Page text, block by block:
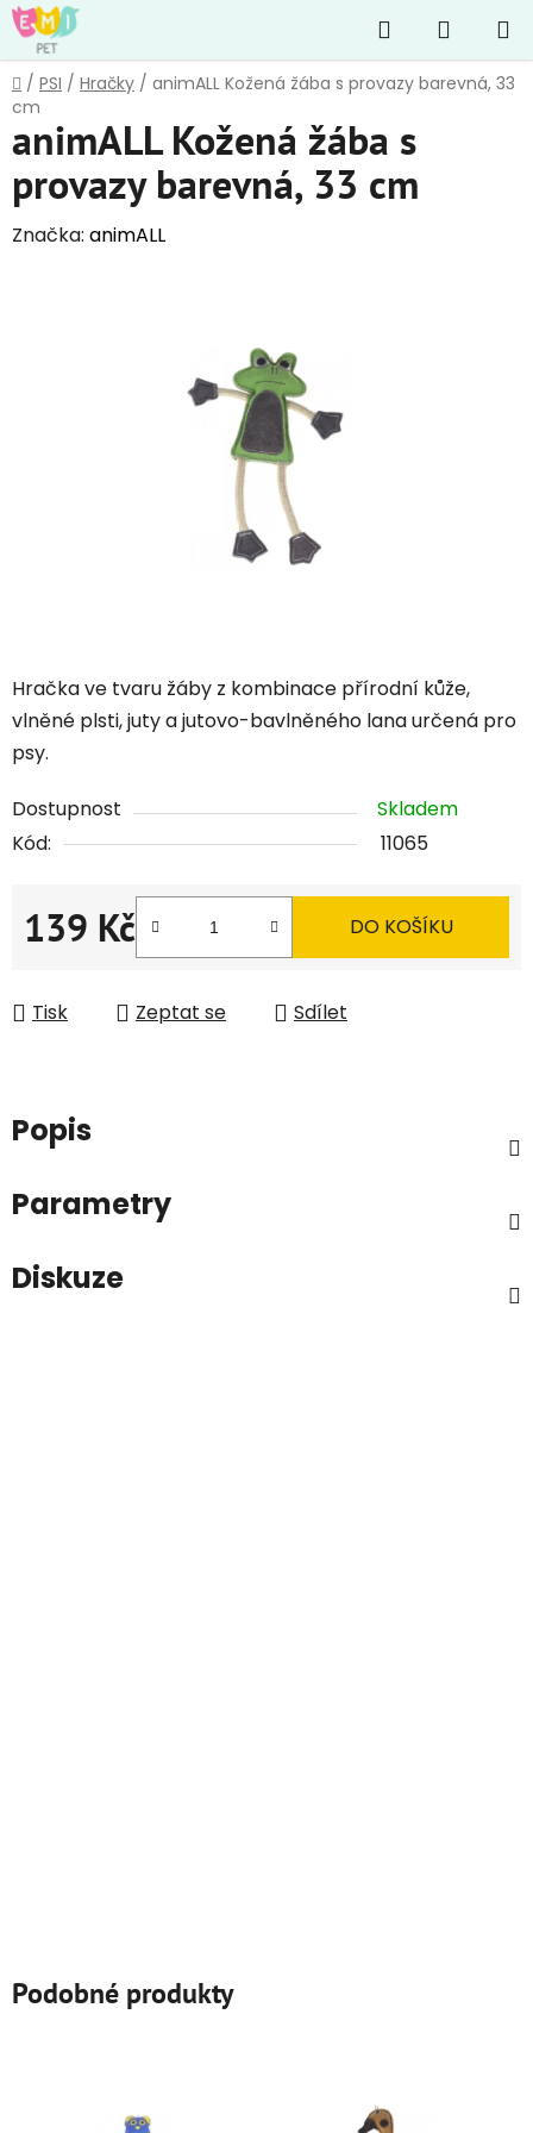
Přejít
na
obsah
Hledat
KOŠÍK
Domů
/ PSI / Hračky / animALL Kožená žába s provazy barevná, 33
cm
Hračka ve tvaru žáby z kombinace přírodní kůže,
vlněné plsti, juty a jutovo-bavlněného lana určená pro
psy.
Dostupnost
Skladem
Kód:
11065
139 Kč
Měrná cena:
DO KOŠÍKU
Tisk Zeptat se Sdílet
animALL Kožená žába s
provazy barevná, 33 cm
Značka: animALL
Popis
Parametry
Diskuze
Podobné produkty